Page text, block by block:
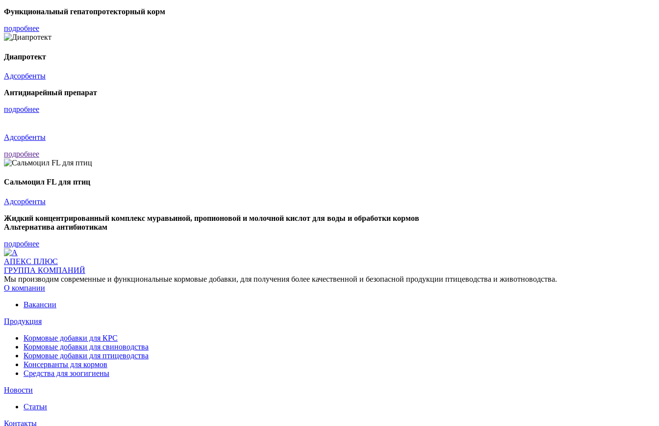
Функциональный гепатопротекторный корм
подробнее
Диапротект
Адсорбенты
Антидиарейный препарат
подробнее
Адсорбенты
подробнее
Сальмоцил FL для птиц
Адсорбенты
Жидкий концентрированный комплекс муравьиной, пропионовой и молочной кислот для воды и обработки кормов
Альтернатива антибиотикам
подробнее
АПЕКС ПЛЮС
ГРУППА КОМПАНИЙ
Мы производим современные и функциональные кормовые добавки, для получения более качественной и безопасной продукции птицеводства и животноводства.
О компании
Вакансии
Продукция
Кормовые добавки для КРС
Кормовые добавки для свиноводства
Кормовые добавки для птицеводства
Консерванты для кормов
Средства для зоогигиены
Новости
Статьи
Контакты